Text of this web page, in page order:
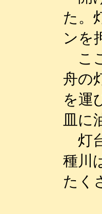
た。
ンを
こ
舟の
を運
皿に
灯
種川
たく